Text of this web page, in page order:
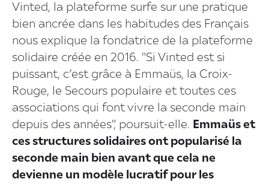
Vinted, la plateforme surfe sur une pratique
bien ancrée dans les habitudes des Français
nous explique la fondatrice de la plateforme
solidaire créée en 2016. "Si Vinted est si
puissant, c’est grâce à Emmaüs, la Croix-
Rouge, le Secours populaire et toutes ces
associations qui font vivre la seconde main
depuis des années", poursuit-elle. Emmaüs et
ces structures solidaires ont popularisé la
seconde main bien avant que cela ne
devienne un modèle lucratif pour les